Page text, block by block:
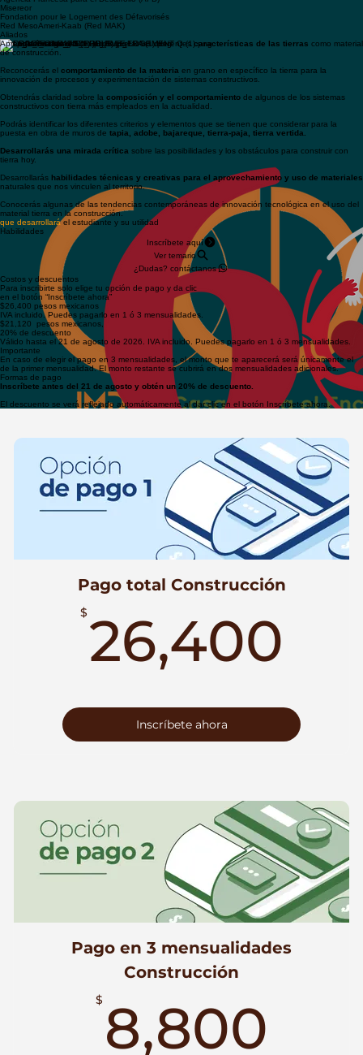
Ver temario
ALIANZAS COORDINACIÓN:
CEDES: Casas para el Encuentro y el Diálogo de Saberes AC, México
CRAterre: Centro Internacional de Construcción con Tierra, Francia
OTRAS ALIANZAS
Instituto Mexicano para el Desarrollo Comunitario (IMDEC) AC
Agencia Francesa para el Desarrollo (AFD)
Misereor
Fondation pour le Logement des Défavorisés
Red MesoAmeri-Kaab (Red MAK)
Aliados
Aprenderás a reconocer e interpretar las diferentescaracterísticas de las tierras
de construcción.
Reconocerás el comportamiento de la materiaen grano en específico la tierra para la
innovación de procesos y experimentación de sistemas constructivos.
Obtendrás claridad sobre la
constructivos con tierra más empleados en la actualidad.
Podrás identificar los diferentes criterios y elementos que se tienen que considerar para la
puesta en obra de muros de
tapia, adobe, bajareque, tierra-paja, tierra vertida.
Desarrollarás una mirada crítica
sobre las posibilidades y los obstáculos para construir con
tierra hoy.
Desarrollarás
habilidades técnicas y creativas para el aprovechamiento y uso de materiales
naturales que nos vinculen al territorio.
Conocerás algunas de las tendencias contemporáneas de innovación tecnológica en el uso del
material tierra en la construcción.
que desarrollará el estudiante y su utilidad
Habilidades
Inscríbete aquí
Ver temario
¿Dudas? contáctanos
Costos y descuentos
Para inscribirte solo elige tu opción de pago y da clic
en el botón “Inscríbete ahora”
$26,400 pesos mexicanos
IVA incluido. Puedes pagarlo en 1 ó 3 mensualidades.
$21,120 pesos mexicanos,
20% de descuento
Válido hasta el 21 de agosto de 2026. IVA incluido. Puedes pagarlo en 1 ó 3 mensualidades.
de la primer mensualidad. El monto restante se cubrirá en dos mensualidades adicionales.
Formas de pago
Inscríbete antes del 21 de agosto y obtén un 20% de descuento.
El descuento se verá reflejado automáticamente al dar clic en el botón Inscríbete ahora.
Pago total Construcción
26,400
Pago en 3 mensualidades
Construcción